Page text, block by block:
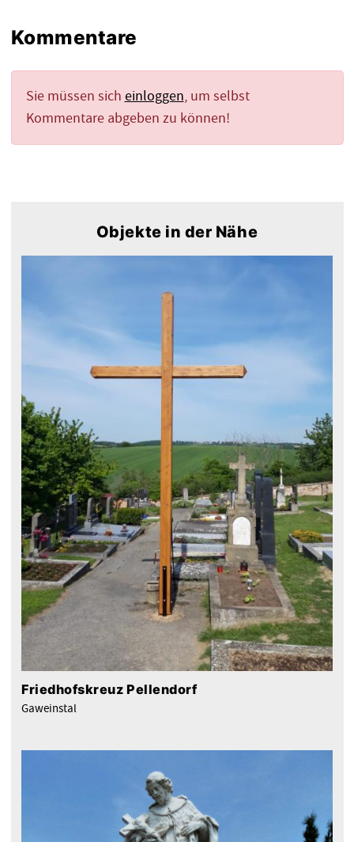
Kommentare
Sie müssen sich einloggen, um selbst
Kommentare abgeben zu können!
Objekte in der Nähe
Friedhofskreuz Pellendorf
Gaweinstal